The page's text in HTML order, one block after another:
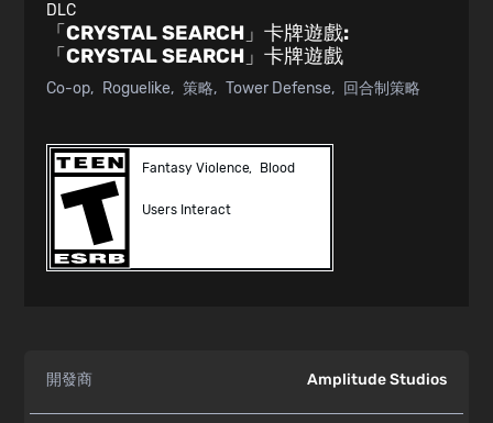
DLC
「CRYSTAL SEARCH」卡牌遊戲:
「CRYSTAL SEARCH」卡牌遊戲
Co-op Roguelike 策略 Tower Defense 回合制策略
Fantasy Violence Blood
Users Interact
開發商 Amplitude Studios